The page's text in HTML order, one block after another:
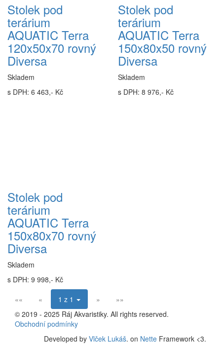
Stolek pod
terárium
AQUATIC Terra
120x50x70 rovný
Diversa
Skladem
s DPH: 6 463,- Kč
Stolek pod
terárium
AQUATIC Terra
150x80x50 rovný
Diversa
Skladem
s DPH: 8 976,- Kč
Stolek pod
terárium
AQUATIC Terra
150x80x70 rovný
Diversa
Skladem
s DPH: 9 998,- Kč
««
« 1 z 1 »
»»
© 2019 - 2025 Ráj Akvaristiky. All rights reserved.
Obchodní podmínky
Developed by Vlček Lukáš. on Nette Framework <3.